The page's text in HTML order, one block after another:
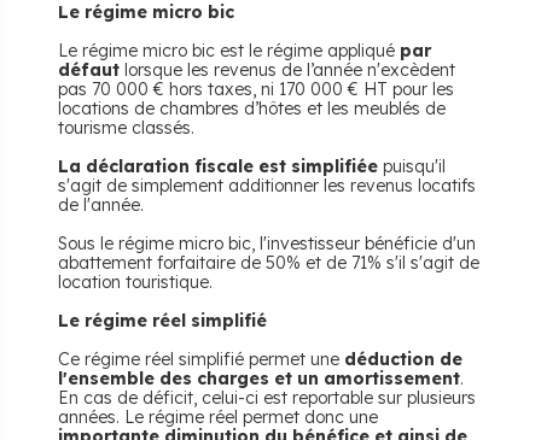
Le régime micro bic
Le régime micro bic est le régime appliqué par
défaut lorsque les revenus de l’année n'excèdent
pas 70 000 € hors taxes, ni 170 000 € HT pour les
locations de chambres d’hôtes et les meublés de
tourisme classés.
La déclaration fiscale est simplifiée puisqu'il
s'agit de simplement additionner les revenus locatifs
de l'année.
Sous le régime micro bic, l'investisseur bénéficie d'un
abattement forfaitaire de 50% et de 71% s'il s'agit de
location touristique.
Le régime réel simplifié
Ce régime réel simplifié permet une déduction de
l'ensemble des charges et un amortissement.
En cas de déficit, celui-ci est reportable sur plusieurs
années. Le régime réel permet donc une